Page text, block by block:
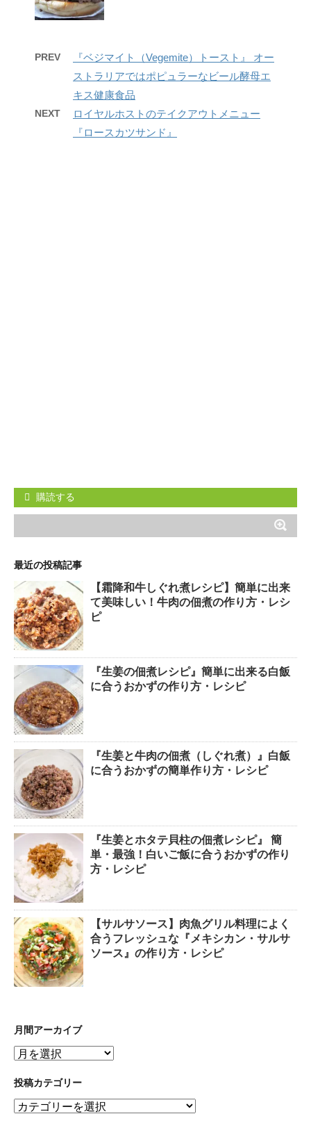
PREV
『ベジマイト（Vegemite）トースト』 オー
ストラリアではポピュラーなビール酵母エ
キス健康食品
NEXT
ロイヤルホストのテイクアウトメニュー
『ロースカツサンド』
購読する
最近の投稿記事
【霜降和牛しぐれ煮レシピ】簡単に出来
て美味しい！牛肉の佃煮の作り方・レシ
ピ
『生姜の佃煮レシピ』簡単に出来る白飯
に合うおかずの作り方・レシピ
『生姜と牛肉の佃煮（しぐれ煮）』白飯
に合うおかずの簡単作り方・レシピ
『生姜とホタテ貝柱の佃煮レシピ』 簡
単・最強！白いご飯に合うおかずの作り
方・レシピ
【サルサソース】肉魚グリル料理によく
合うフレッシュな『メキシカン・サルサ
ソース』の作り方・レシピ
月間アーカイブ
月
ア
カ
投稿カテゴリー
投